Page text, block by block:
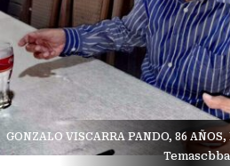
GONZALO VISCARRA PANDO, 86